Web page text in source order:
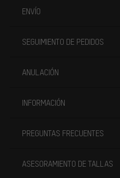
ENVÍO
SEGUIMIENTO DE PEDIDOS
ANULACIÓN
INFORMACIÓN
PREGUNTAS FRECUENTES
ASESORAMIENTO DE TALLAS